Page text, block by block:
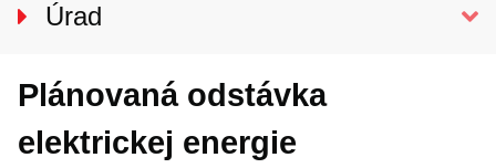
Úrad
Prednosta úradu
Oddelenia MsÚ
Plánovaná odstávka
elektrickej energie